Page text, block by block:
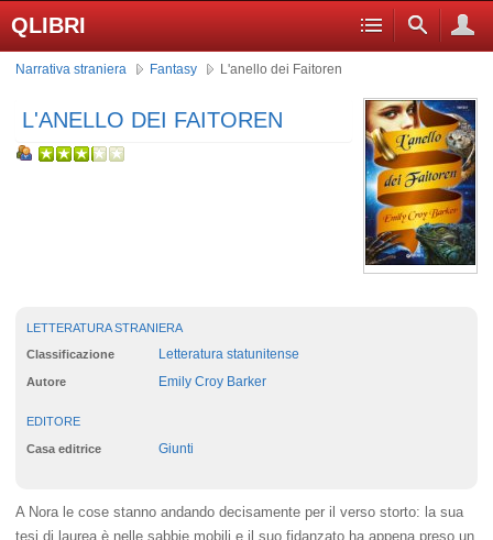
QLIBRI
Narrativa straniera Fantasy L'anello dei Faitoren
L'ANELLO DEI FAITOREN
LETTERATURA STRANIERA
Classificazione Letteratura statunitense
Autore Emily Croy Barker
EDITORE
Casa editrice Giunti
A Nora le cose stanno andando decisamente per il verso storto: la sua
tesi di laurea è nelle sabbie mobili e il suo fidanzato ha appena preso un